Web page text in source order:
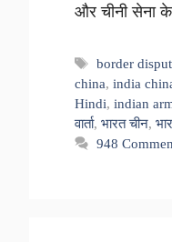
और चीनी सेना
Tags
border
china, india
Hindi, indian
वार्ता, भारत चीन,
948